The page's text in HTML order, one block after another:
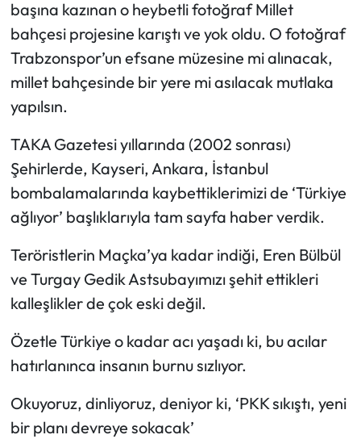
başına kazınan o heybetli fotoğraf Millet
bahçesi projesine karıştı ve yok oldu. O fotoğraf
Trabzonspor’un efsane müzesine mi alınacak,
millet bahçesinde bir yere mi asılacak mutlaka
yapılsın.
TAKA Gazetesi yıllarında (2002 sonrası)
Şehirlerde, Kayseri, Ankara, İstanbul
bombalamalarında kaybettiklerimizi de ‘Türkiye
ağlıyor’ başlıklarıyla tam sayfa haber verdik.
Teröristlerin Maçka’ya kadar indiği, Eren Bülbül
ve Turgay Gedik Astsubayımızı şehit ettikleri
kalleşlikler de çok eski değil.
Özetle Türkiye o kadar acı yaşadı ki, bu acılar
hatırlanınca insanın burnu sızlıyor.
Okuyoruz, dinliyoruz, deniyor ki, ‘PKK sıkıştı, yeni
bir planı devreye sokacak’